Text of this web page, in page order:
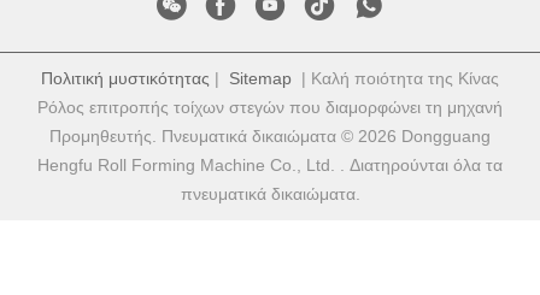
Πολιτική μυστικότητας | Sitemap | Καλή ποιότητα της Κίνας
Ρόλος επιτροπής τοίχων στεγών που διαμορφώνει τη μηχανή
Προμηθευτής. Πνευματικά δικαιώματα © 2026 Dongguang
Hengfu Roll Forming Machine Co., Ltd. . Διατηρούνται όλα τα
πνευματικά δικαιώματα.